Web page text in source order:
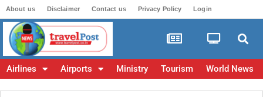
About us Disclaimer Contact us Privacy Policy Login
Airlines Airports Ministry Tourism World News